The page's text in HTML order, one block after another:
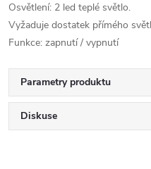
Osvětlení: 2 led teplé světlo.
Vyžaduje dostatek přímého
Funkce: zapnutí / vypnutí
Parametry produktu
Diskuse